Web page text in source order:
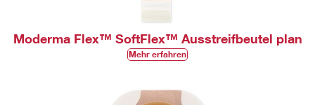
Moderma Flex™ SoftFlex™ Ausstreifbeutel plan
Mehr erfahren